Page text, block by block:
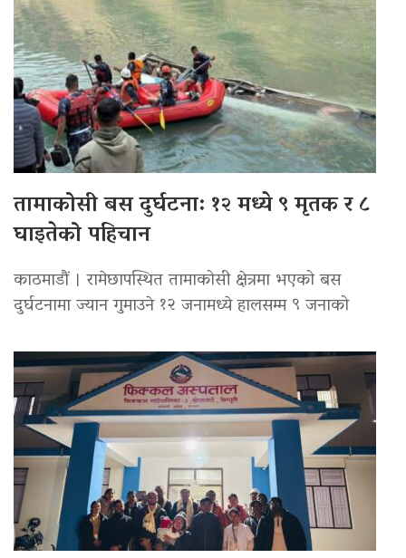
तामाकोसी बस दुर्घटना: १२ मध्ये ९ मृतक र ८
घाइतेको पहिचान
काठमाडौं । रामेछापस्थित तामाकोसी क्षेत्रमा भएको बस
दुर्घटनामा ज्यान गुमाउने १२ जनामध्ये हालसम्म ९ जनाको